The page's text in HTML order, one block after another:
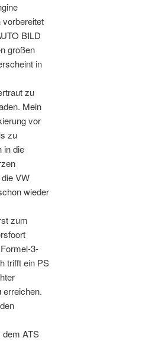
BILD
großen
in
zu
Mein
vor
zu
in die
VW
wieder
zum
3-
trifft ein PS
erreichen.
ATS